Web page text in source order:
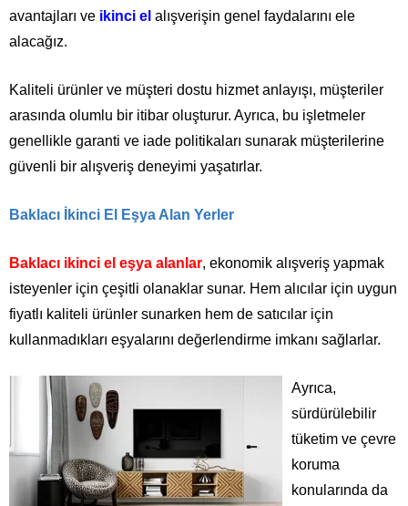
avantajları ve ikinci el alışverişin genel faydalarını ele
alacağız.
Kaliteli ürünler ve müşteri dostu hizmet anlayışı, müşteriler
arasında olumlu bir itibar oluşturur. Ayrıca, bu işletmeler
genellikle garanti ve iade politikaları sunarak müşterilerine
güvenli bir alışveriş deneyimi yaşatırlar.
Baklacı İkinci El Eşya Alan Yerler
Baklacı ikinci el eşya alanlar, ekonomik alışveriş yapmak
isteyenler için çeşitli olanaklar sunar. Hem alıcılar için uygun
fiyatlı kaliteli ürünler sunarken hem de satıcılar için
kullanmadıkları eşyalarını değerlendirme imkanı sağlarlar.
Ayrıca,
sürdürülebilir
tüketim ve çevre
koruma
konularında da